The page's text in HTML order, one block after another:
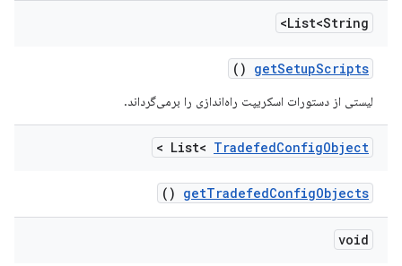
List<String>
getSetupScripts
()
لیستی از دستورات اسکریپت راه‌اندازی را برمی‌گرداند.
List< TradefedConfigObject
>
getTradefedConfigObjects
()
void